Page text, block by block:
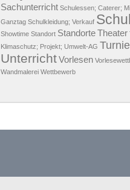
Sachunterricht Schulessen; Caterer;
Ganztag Schulkleidung; Verkauf
Showtime Standort Standorte Theater
Klimaschutz; Projekt; Umwelt-AG
Unterricht Vorlesen
Wandmalerei Wettbewerb